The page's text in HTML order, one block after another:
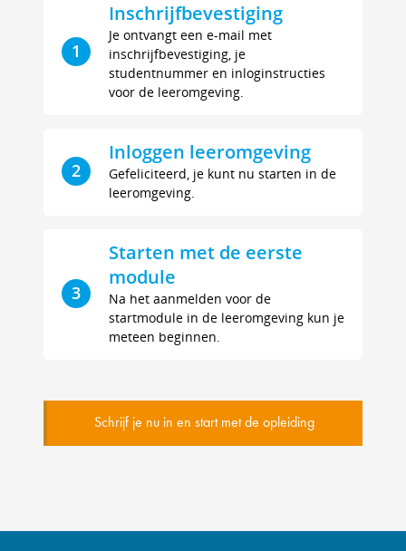
1
Inschrijfbevestiging
Je ontvangt een e-mail met
inschrijfbevestiging, je
studentnummer en inloginstructies
voor de leeromgeving.
2
Inloggen leeromgeving
Gefeliciteerd, je kunt nu starten in de
leeromgeving.
3
Starten met de eerste
module
Na het aanmelden voor de
startmodule in de leeromgeving kun je
meteen beginnen.
Schrijf je nu in en start met de opleiding